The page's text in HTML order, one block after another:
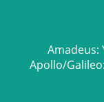
Amadeus:
Apollo/